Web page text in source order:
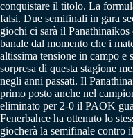
conquistare il titolo. La
falsi. Due semifinali in gara
giochi ci sarà il
banale dal momento che i
altissima tensione in campo
sorpresa di questa stagione
negli anni passati. Il
primo posto anche nel
eliminato per 2-0 il PAOK
Fenerbahce ha ottenuto lo
giocherà la semifinale contro